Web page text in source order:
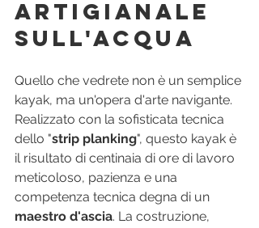
Artigianale
sull'Acqua
Quello che vedrete non è un semplice
kayak, ma un'opera d'arte navigante.
Realizzato con la sofisticata tecnica
dello "strip planking", questo kayak è
il risultato di centinaia di ore di lavoro
meticoloso, pazienza e una
competenza tecnica degna di un
maestro d'ascia. La costruzione,